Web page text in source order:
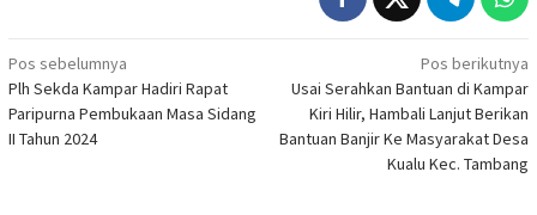
Navigasi
pos
Pos sebelumnya
Plh Sekda Kampar Hadiri Rapat
Paripurna Pembukaan Masa Sidang
II Tahun 2024
Pos berikutnya
Usai Serahkan Bantuan di Kampar
Kiri Hilir, Hambali Lanjut Berikan
Bantuan Banjir Ke Masyarakat Desa
Kualu Kec. Tambang